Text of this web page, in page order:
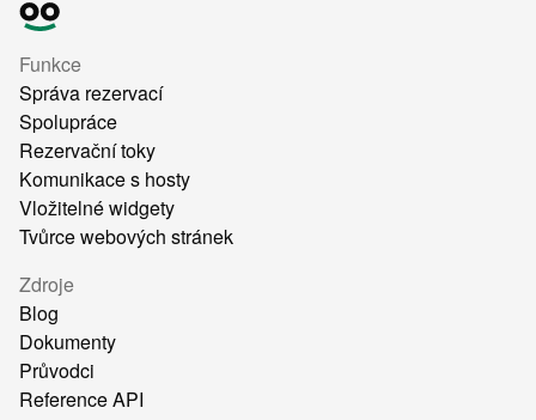
Funkce
Správa rezervací
Spolupráce
Rezervační toky
Komunikace s hosty
Vložitelné widgety
Tvůrce webových stránek
Zdroje
Blog
Dokumenty
Průvodci
Reference API